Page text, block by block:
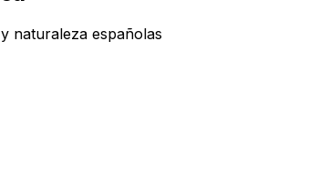
naturaleza españolas